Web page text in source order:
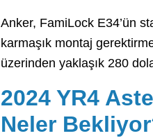
Anker, FamiLock E34’ün
karmaşık montaj
üzerinden yaklaşık 280
2024 YR4
Neler